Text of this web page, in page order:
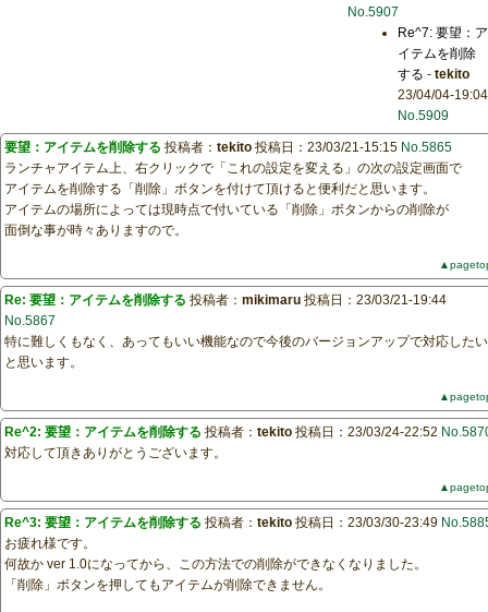
No.5907
Re^7: 要望：ア
イテムを削除
する - tekito
23/04/04-19:04
No.5909
要望：アイテムを削除する 投稿者： tekito 投稿日：23/03/21-15:15 No.5865
ランチャアイテム上、右クリックで「これの設定を変える」の次の設定画面で
アイテムを削除する「削除」ボタンを付けて頂けると便利だと思います。
アイテムの場所によっては現時点で付いている「削除」ボタンからの削除が
面倒な事が時々ありますので。
Re: 要望：アイテムを削除する 投稿者： mikimaru 投稿日：23/03/21-19:44
No.5867
特に難しくもなく、あってもいい機能なので今後のバージョンアップで対応したい
と思います。
Re^2: 要望：アイテムを削除する 投稿者： tekito 投稿日：23/03/24-22:52
対応して頂きありがとうございます。
Re^3: 要望：アイテムを削除する 投稿者： tekito 投稿日：23/03/30-23:49
お疲れ様です。
何故か ver 1.0になってから、この方法での削除ができなくなりました。
「削除」ボタンを押してもアイテムが削除できません。